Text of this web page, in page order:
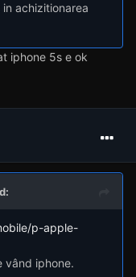
achizitionarea
iphone 5s e ok
p-apple-
vând iphone.